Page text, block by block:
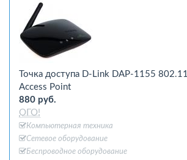
Точка доступа D-Link DAP-1155
Access Point
880 руб.
ОГО!
Компьютерная техника
Сетевое оборудование
Беспроводное оборудование